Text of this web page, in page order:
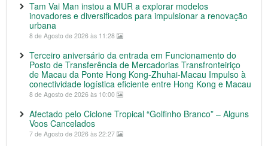
Tam Vai Man instou a MUR a explorar modelos
inovadores e diversificados para impulsionar a renovação
urbana
8 de Agosto de 2026 às 11:28
Terceiro aniversário da entrada em Funcionamento do
Posto de Transferência de Mercadorias Transfronteiriço
de Macau da Ponte Hong Kong-Zhuhai-Macau Impulso à
conectividade logística eficiente entre Hong Kong e Macau
8 de Agosto de 2026 às 10:00
Afectado pelo Ciclone Tropical “Golfinho Branco” – Alguns
Voos Cancelados
7 de Agosto de 2026 às 22:27